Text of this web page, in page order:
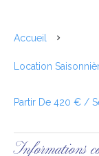
Accueil
Location
Partir De 420 € /
Informations